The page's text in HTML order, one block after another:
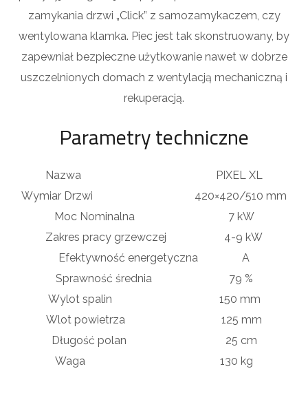
zamykania drzwi „Click” z samozamykaczem, czy
wentylowana klamka. Piec jest tak skonstruowany, by
zapewniał bezpieczne użytkowanie nawet w dobrze
uszczelnionych domach z wentylacją mechaniczną i
rekuperacją.
Parametry techniczne
Nazwa PIXEL XL
Wymiar Drzwi 420×420/510 mm
Moc Nominalna 7 kW
Zakres pracy grzewczej 4-9 kW
Efektywność energetyczna A
Sprawność średnia 79 %
Wylot spalin 150 mm
Wlot powietrza 125 mm
Długość polan 25 cm
Waga 130 kg